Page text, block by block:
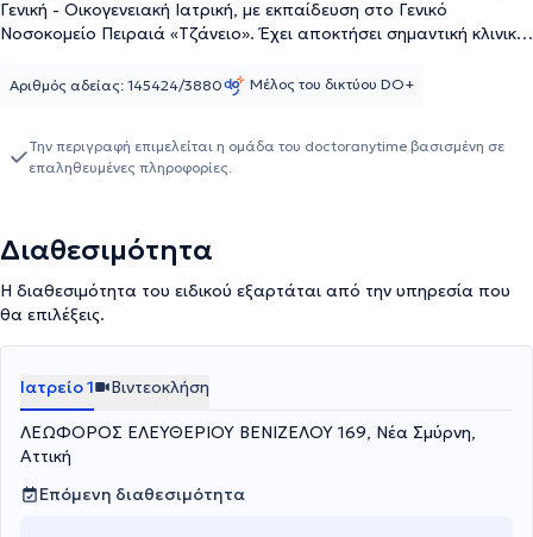
Γενική - Οικογενειακή Ιατρική, με εκπαίδευση στο Γενικό
Νοσοκομείο Πειραιά «Τζάνειο». Έχει αποκτήσει σημαντική κλινική
Περιστατικών, ιατρείων χρόνιων νοσημάτων και μονάδων COVID-
ιατρός σε Κέντρα Υγείας σε Αμοργό, Καλύβια, Βύρωνα και
Μέγαρα, ενισχύοντας τη σύνδεση της Πρωτοβάθμιας Φροντίδας
Πανεπιστήμιο Δυτικής Αττικής, με ερευνητικό ενδιαφέρον στην
αξιολόγηση της αξιοπιστίας πληροφοριών για τον σακχαρώδη
διαβήτη στα κοινωνικά δίκτυα. Έχει παρουσιάσει σχετικές
εργασίες σε πανελλήνια επιστημονικά συνέδρια. Σήμερα διατηρεί
ιατρείο Γενικής – Οικογενειακής Ιατρικής στη Νέα Σμύρνη, ως
ολοκληρωμένες υπηρεσίες φροντίδας υγείας, πρόληψης και
διαχείρισης χρόνιων νοσημάτων. Διακρίνεται για τη συνεχή
εθελοντική του δράση και τη συμμετοχή του σε προγράμματα
αιμοδοσίας στην Αττική και σε νησιά του Αιγαίου.
Αριθμός αδείας: 145424/3880 Μέλος του δικτύου DO+
Την περιγραφή επιμελείται η ομάδα του doctoranytime βασισμένη σε
επαληθευμένες πληροφορίες.
Διαθεσιμότητα
Η διαθεσιμότητα του ειδικού εξαρτάται από την υπηρεσία που
θα επιλέξεις.
Ιατρείο 1 Βιντεοκλήση
ΛΕΩΦΟΡΟΣ ΕΛΕΥΘΕΡΙΟΥ ΒΕΝΙΖΕΛΟΥ 169, Νέα Σμύρνη,
Αττική
Επόμενη διαθεσιμότητα